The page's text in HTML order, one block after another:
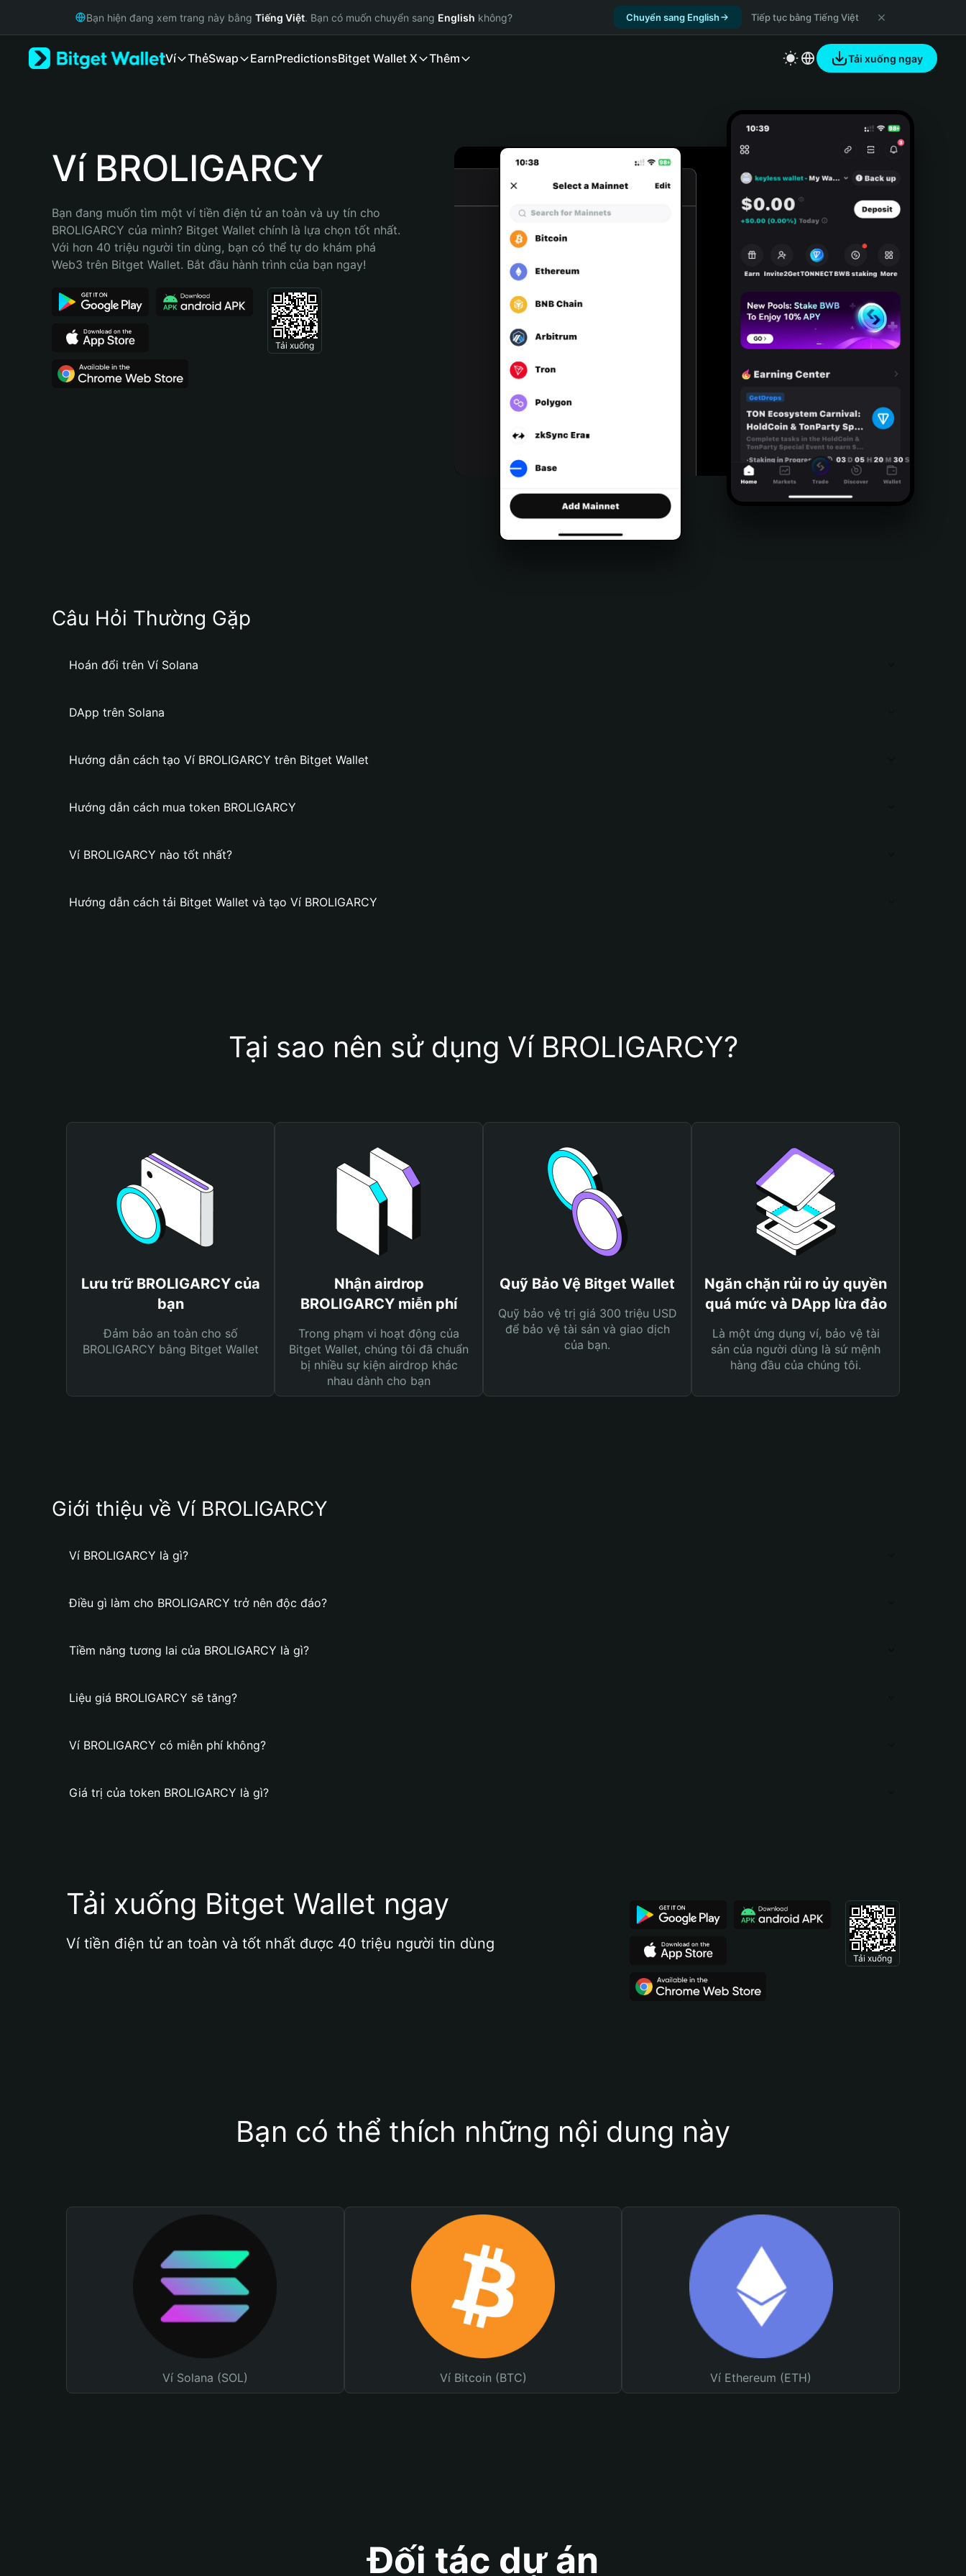
Русский
Bahasa Indonesia
Português (Brasil)
Bạn hiện đang xem trang này bằng Tiếng Việt. Bạn có muốn chuyển sang English không? Chuyển sang English Tiếp tục bằng Tiếng Việt
Ví ThẻSwap EarnPredictionsBitget Wallet X Thêm Tải xuống ngay
Ví BROLIGARCY
Bạn đang muốn tìm một ví tiền điện tử an toàn và uy tín cho
BROLIGARCY của mình? Bitget Wallet chính là lựa chọn tốt nhất.
Với hơn 40 triệu người tin dùng, bạn có thể tự do khám phá
Web3 trên Bitget Wallet. Bắt đầu hành trình của bạn ngay!
Tải xuống
Câu Hỏi Thường Gặp
Hoán đổi trên Ví Solana
DApp trên Solana
Hướng dẫn cách tạo Ví BROLIGARCY trên Bitget Wallet
Hướng dẫn cách mua token BROLIGARCY
Ví BROLIGARCY nào tốt nhất?
Hướng dẫn cách tải Bitget Wallet và tạo Ví BROLIGARCY
Tại sao nên sử dụng Ví BROLIGARCY?
Lưu trữ BROLIGARCY của
bạn
Đảm bảo an toàn cho số
BROLIGARCY bằng Bitget Wallet
Nhận airdrop
BROLIGARCY miễn phí
Trong phạm vi hoạt động của
Bitget Wallet, chúng tôi đã chuẩn
bị nhiều sự kiện airdrop khác
nhau dành cho bạn
Quỹ Bảo Vệ Bitget Wallet
Quỹ bảo vệ trị giá 300 triệu USD
để bảo vệ tài sản và giao dịch
của bạn.
Ngăn chặn rủi ro ủy quyền
quá mức và DApp lừa đảo
Là một ứng dụng ví, bảo vệ tài
sản của người dùng là sứ mệnh
hàng đầu của chúng tôi.
Giới thiệu về Ví BROLIGARCY
Ví BROLIGARCY là gì?
Điều gì làm cho BROLIGARCY trở nên độc đáo?
Tiềm năng tương lai của BROLIGARCY là gì?
Liệu giá BROLIGARCY sẽ tăng?
Ví BROLIGARCY có miễn phí không?
Giá trị của token BROLIGARCY là gì?
Tải xuống Bitget Wallet ngay
Ví tiền điện tử an toàn và tốt nhất được 40 triệu người tin dùng
Tải xuống
Bạn có thể thích những nội dung này
Ví Solana (SOL) Ví Bitcoin (BTC) Ví Ethereum (ETH)
Đối tác dự án